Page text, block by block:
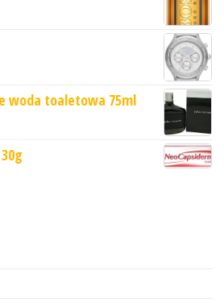
woda toaletowa 75ml